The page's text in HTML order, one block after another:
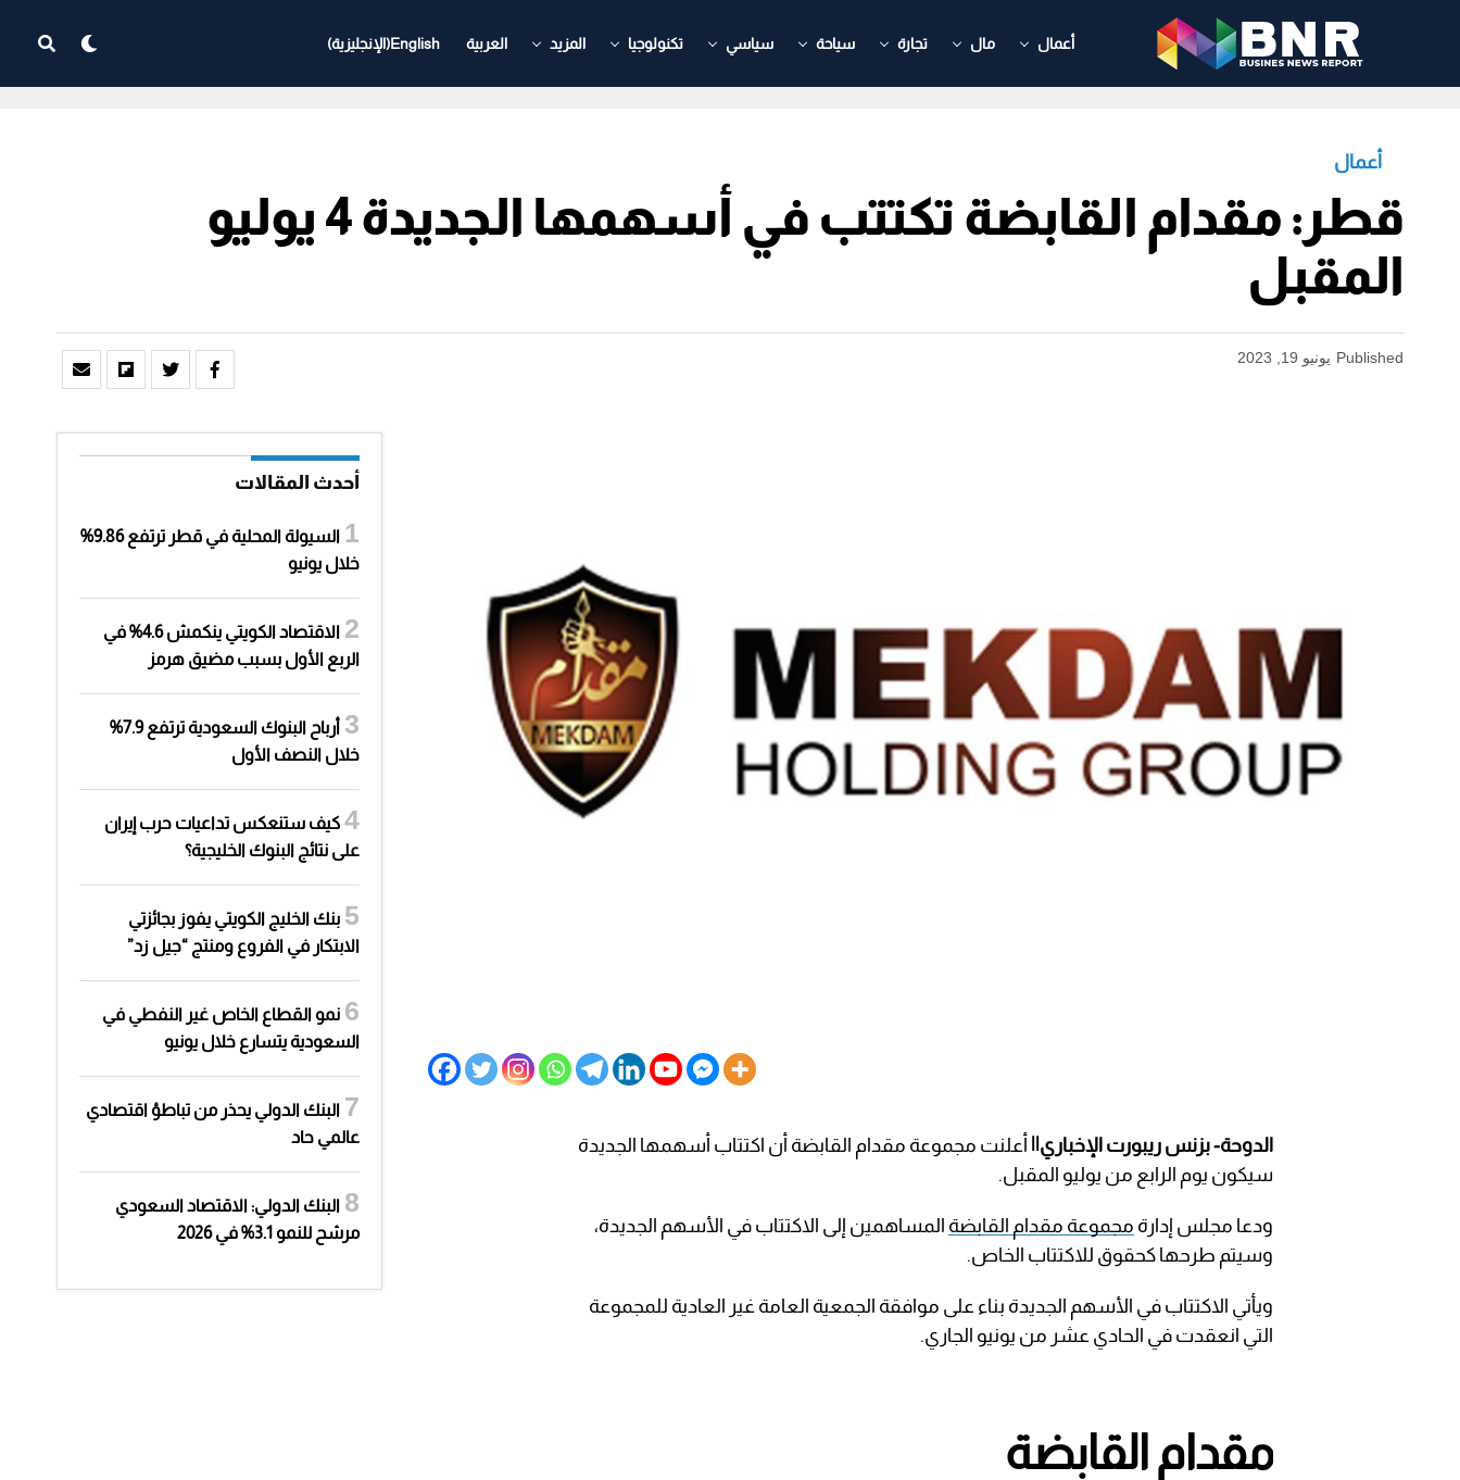
أعمال مال تجارة سياحة سياسي تكنولوجيا المزيد العربية English
(الإنجليزية)
أعمال
قطر: مقدام القابضة تكتتب في أسهمها الجديدة 4 يوليو
المقبل
Published يونيو 19, 2023
الدوحة- بزنس ريبورت الإخباري||
أعلنت مجموعة مقدام القابضة أن اكتتاب أسهمها الجديدة
سيكون يوم الرابع من يوليو المقبل.
ودعا مجلس إدارة مجموعة مقدام القابضة المساهمين إلى الاكتتاب في الأسهم الجديدة،
وسيتم طرحها كحقوق للاكتتاب الخاص.
ويأتي الاكتتاب في الأسهم الجديدة بناء على موافقة الجمعية العامة غير العادية للمجموعة
التي انعقدت في الحادي عشر من يونيو الجاري.
مقدام القابضة
أحدث المقالات
السيولة المحلية في قطر ترتفع 9.86%
خلال يونيو
الاقتصاد الكويتي ينكمش 4.6% في
الربع الأول بسبب مضيق هرمز
أرباح البنوك السعودية ترتفع 7.9%
خلال النصف الأول
كيف ستنعكس تداعيات حرب إيران
على نتائج البنوك الخليجية؟
بنك الخليج الكويتي يفوز بجائزتي
الابتكار في الفروع ومنتج “جيل زد”
نمو القطاع الخاص غير النفطي في
السعودية يتسارع خلال يونيو
البنك الدولي يحذر من تباطؤ اقتصادي
عالمي حاد
البنك الدولي: الاقتصاد السعودي
مرشح للنمو 3.1% في 2026